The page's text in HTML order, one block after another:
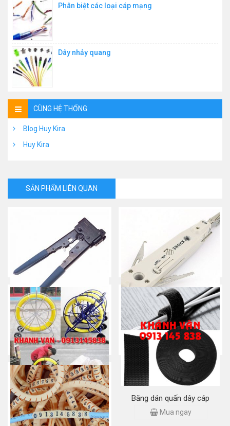
Phân biệt các loại cáp mạng
Dây nhảy quang
CÙNG HỆ THỐNG
Blog Huy Kira
Huy Kira
SẢN PHẨM LIÊN QUAN
Kìm bấm mạng đầu RJ45,
chính hãng COMMSCOPE/
AMP
Mua ngay
Tool nhấn phiến Krone/ Dao
phập phiến
Mua ngay
Ghi kéo cáp/ Khung kéo cáp/
Dây mồi cáp ngầm
Mua ngay
Băng dán quấn dây cáp
Mua ngay